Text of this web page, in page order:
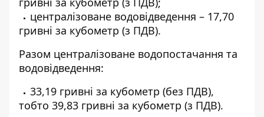
централізоване водовідведення – 17,70
гривні за кубометр (з ПДВ).
Разом централізоване водопостачання та
водовідведення:
33,19 гривні за кубометр (без ПДВ),
тобто 39,83 гривні за кубометр (з ПДВ).